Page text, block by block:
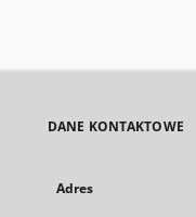
DANE KONTAKTOWE
Adres